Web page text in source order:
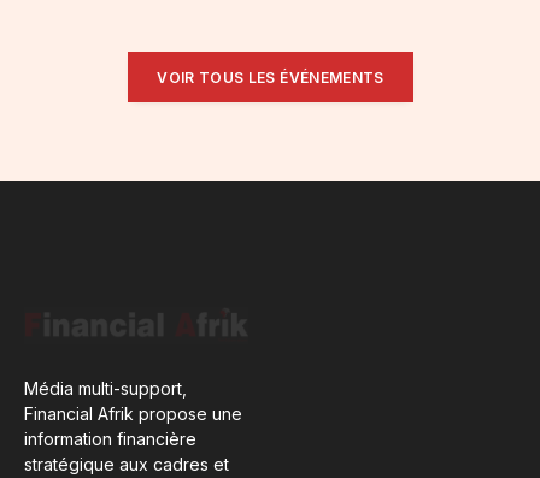
VOIR TOUS LES ÉVÉNEMENTS
Média multi-support,
Financial Afrik propose une
information financière
stratégique aux cadres et